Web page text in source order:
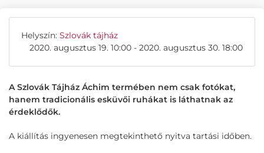
Helyszín: Szlovák tájház
2020. augusztus 19. 10:00 - 2020. augusztus 30. 18:00
A Szlovák Tájház Áchim termében nem csak fotókat,
hanem tradicionális esküvői ruhákat is láthatnak az
érdeklődők.
A kiállítás ingyenesen megtekinthető nyitva tartási időben.